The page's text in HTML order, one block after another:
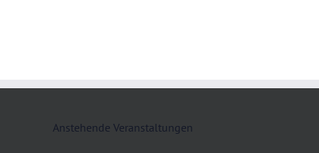
Anstehende Veranstaltungen